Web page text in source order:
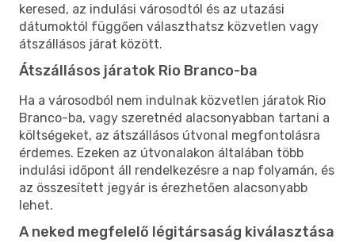
keresed, az indulási városodtól és az utazási
dátumoktól függően választhatsz közvetlen vagy
átszállásos járat között.
Átszállásos járatok Rio Branco-ba
Ha a városodból nem indulnak közvetlen járatok Rio
Branco-ba, vagy szeretnéd alacsonyabban tartani a
költségeket, az átszállásos útvonal megfontolásra
érdemes. Ezeken az útvonalakon általában több
indulási időpont áll rendelkezésre a nap folyamán, és
az összesített jegyár is érezhetően alacsonyabb
lehet.
A neked megfelelő légitársaság kiválasztása